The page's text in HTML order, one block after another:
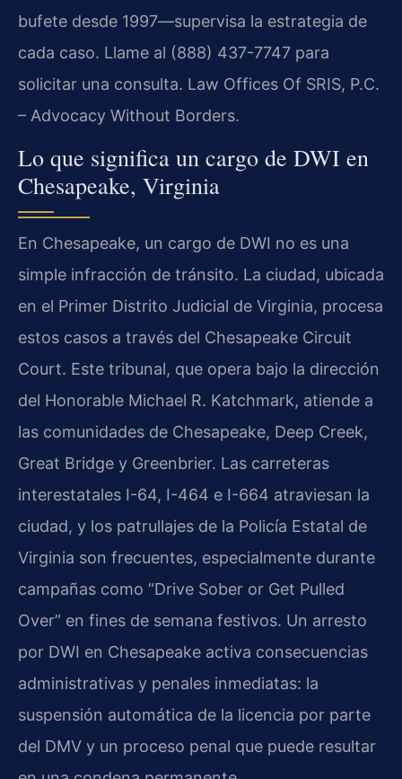
bufete desde 1997—supervisa la estrategia de
cada caso. Llame al (888) 437-7747 para
solicitar una consulta. Law Offices Of SRIS, P.C.
– Advocacy Without Borders.
Lo que significa un cargo de DWI en
Chesapeake, Virginia
En Chesapeake, un cargo de DWI no es una
simple infracción de tránsito. La ciudad, ubicada
en el Primer Distrito Judicial de Virginia, procesa
estos casos a través del Chesapeake Circuit
Court. Este tribunal, que opera bajo la dirección
del Honorable Michael R. Katchmark, atiende a
las comunidades de Chesapeake, Deep Creek,
Great Bridge y Greenbrier. Las carreteras
interestatales I-64, I-464 e I-664 atraviesan la
ciudad, y los patrullajes de la Policía Estatal de
Virginia son frecuentes, especialmente durante
campañas como “Drive Sober or Get Pulled
Over” en fines de semana festivos. Un arresto
por DWI en Chesapeake activa consecuencias
administrativas y penales inmediatas: la
suspensión automática de la licencia por parte
del DMV y un proceso penal que puede resultar